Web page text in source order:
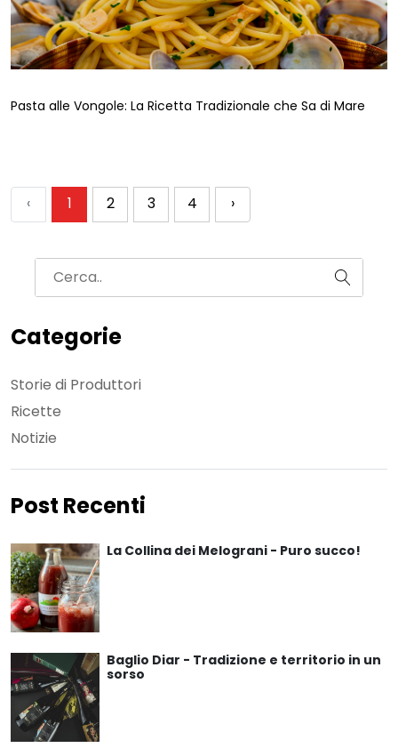
Pasta alle Vongole: La Ricetta Tradizionale che Sa di Mare
‹ 1 2 3 4 ›
Categorie
Storie di Produttori
Ricette
Notizie
Post Recenti
La Collina dei Melograni - Puro succo!
Baglio Diar - Tradizione e territorio in un
sorso